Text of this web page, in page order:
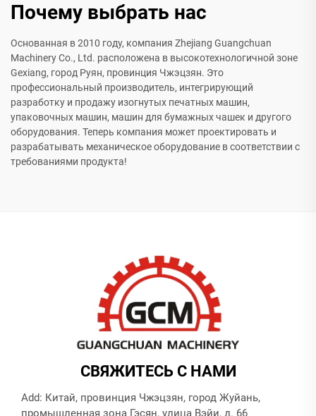
Почему выбрать нас
Основанная в 2010 году, компания Zhejiang Guangchuan
Machinery Co., Ltd. расположена в высокотехнологичной зоне
Gexiang, город Руян, провинция Чжэцзян. Это
профессиональный производитель, интегрирующий
разработку и продажу изогнутых печатных машин,
упаковочных машин, машин для бумажных чашек и другого
оборудования. Теперь компания может проектировать и
разрабатывать механическое оборудование в соответствии с
требованиями продукта!
СВЯЖИТЕСЬ С НАМИ
Add: Китай, провинция Чжэцзян, город Жуйань,
промышленная зона Гэсян, улица Вэйи, д. 66